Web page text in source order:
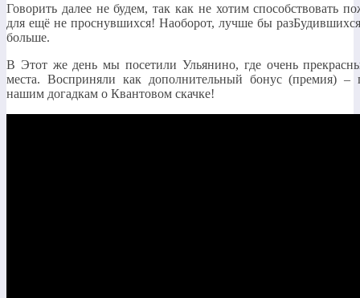
Говорить далее не будем, так как не хотим способствовать
для ещё не проснувшихся! Наоборот, лучше бы
больше.
В Этот же день мы посетили Ульянино, где очень
места. Восприняли как дополнительный бонус (премия) –
нашим догадкам о Квантовом скачке!